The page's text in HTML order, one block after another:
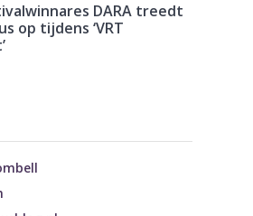
DARA treedt
op tijdens ‘VRT